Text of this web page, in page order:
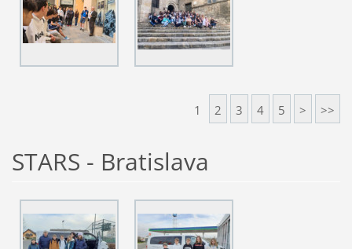
1 2 3 4 5 > >>
STARS - Bratislava